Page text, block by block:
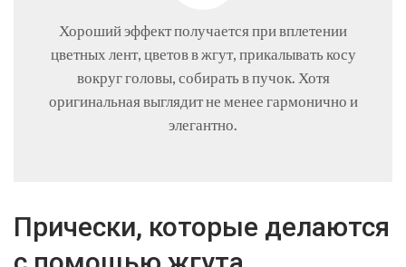
Хороший эффект получается при вплетении
цветных лент, цветов в жгут, прикалывать косу
вокруг головы, собирать в пучок. Хотя
оригинальная выглядит не менее гармонично и
элегантно.
Прически, которые делаются